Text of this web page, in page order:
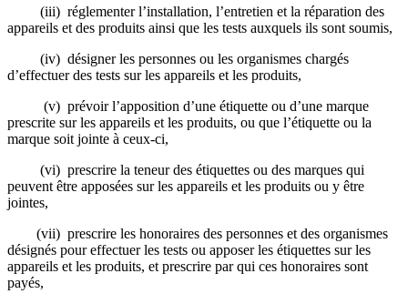
(iii) réglementer l’installation, l’entretien et la réparation des
appareils et des produits ainsi que les tests auxquels ils sont soumis,
(iv) désigner les personnes ou les organismes chargés
d’effectuer des tests sur les appareils et les produits,
(v) prévoir l’apposition d’une étiquette ou d’une marque
prescrite sur les appareils et les produits, ou que l’étiquette ou la
marque soit jointe à ceux-ci,
(vi) prescrire la teneur des étiquettes ou des marques qui
peuvent être apposées sur les appareils et les produits ou y être
jointes,
(vii) prescrire les honoraires des personnes et des organismes
désignés pour effectuer les tests ou apposer les étiquettes sur les
appareils et les produits, et prescrire par qui ces honoraires sont
payés,